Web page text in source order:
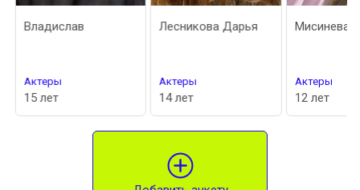
Владислав
Актеры
15 лет
Лесникова Дарья
Актеры
14 лет
Мисинева
Актеры
12 лет